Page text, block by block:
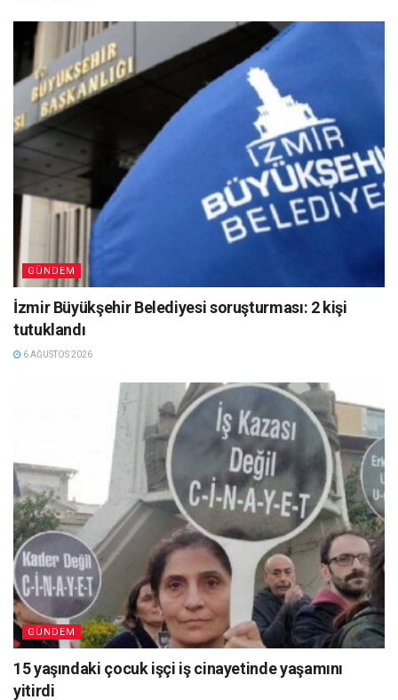
GÜNDEM
İzmir Büyükşehir Belediyesi soruşturması: 2 kişi
tutuklandı
6 AĞUSTOS 2026
GÜNDEM
15 yaşındaki çocuk işçi iş cinayetinde yaşamını
yitirdi